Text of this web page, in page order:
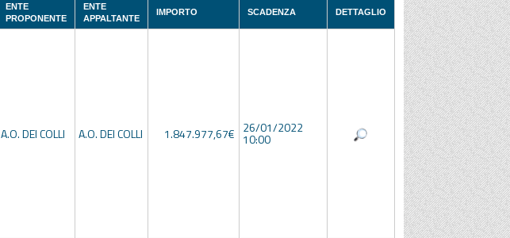
ENTE
PROPONENTE
ENTE
APPALTANTE
IMPORTO SCADENZA DETTAGLIO
A.O. DEI COLLI A.O. DEI COLLI 1.847.977,67€ 26/01/2022
10:00